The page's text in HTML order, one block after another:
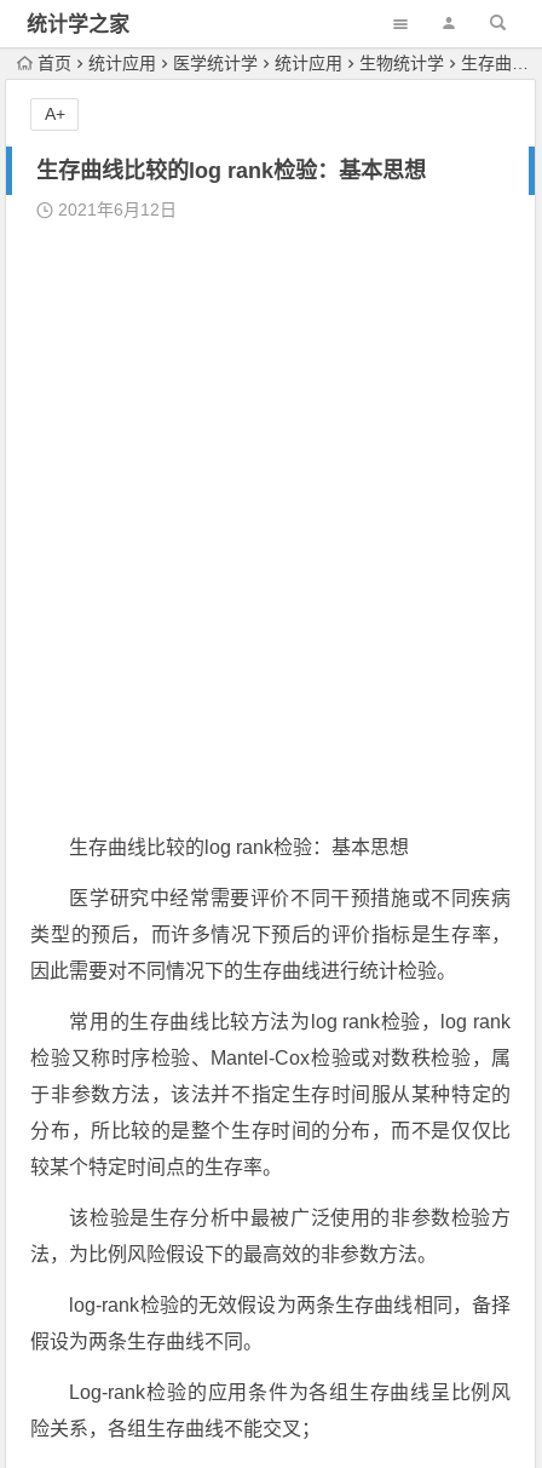
统计学之家
首页 统计应用 医学统计学 统计应用 生物统计学 生存曲线比较的log rank检验：基本思想
生存曲线比较的log rank检验：基本思想
2021年6月12日
生存曲线比较的log rank检验：基本思想
医学研究中经常需要评价不同干预措施或不同疾病
类型的预后，而许多情况下预后的评价指标是生存率，
因此需要对不同情况下的生存曲线进行统计检验。
常用的生存曲线比较方法为log rank检验，log rank
检验又称时序检验、Mantel-Cox检验或对数秩检验，属
于非参数方法，该法并不指定生存时间服从某种特定的
分布，所比较的是整个生存时间的分布，而不是仅仅比
较某个特定时间点的生存率。
该检验是生存分析中最被广泛使用的非参数检验方
法，为比例风险假设下的最高效的非参数方法。
log-rank检验的无效假设为两条生存曲线相同，备择
假设为两条生存曲线不同。
Log-rank检验的应用条件为各组生存曲线呈比例风
险关系，各组生存曲线不能交叉；
A+